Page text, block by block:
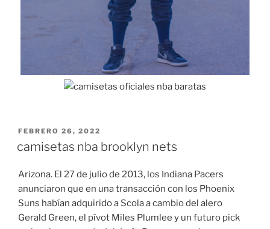
PUBLICADO
FEBRERO 26, 2022
camisetas nba brooklyn nets
Arizona. El 27 de julio de 2013, los Indiana Pacers
anunciaron que en una transacción con los Phoenix
Suns habían adquirido a Scola a cambio del alero
Gerald Green, el pívot Miles Plumlee y un futuro pick